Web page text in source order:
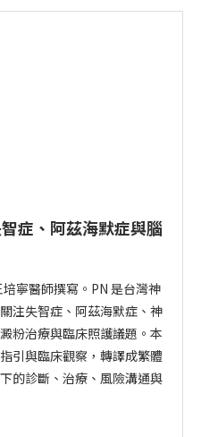
症、阿茲海默症與腦
寧醫師撰寫。PN 是台灣神
注失智症、阿茲海默症、神
粉治療與臨床照護議題。本
引與臨床觀察，轉譯成繁體
的診斷、治療、風險溝通與